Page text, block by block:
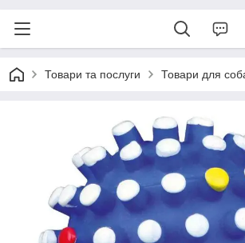
Товари та послуги Товари для